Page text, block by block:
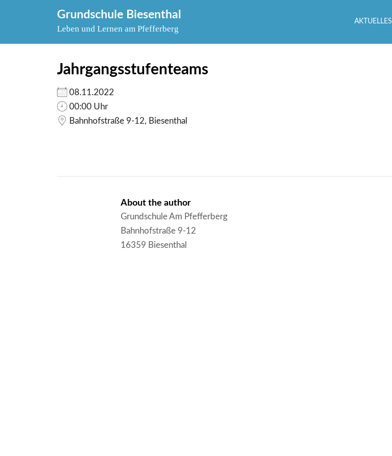
Grundschule Biesenthal
Leben und Lernen am Pfefferberg
AKTUELLES
Jahrgangsstufenteams
08.11.2022
00:00 Uhr
Bahnhofstraße 9-12, Biesenthal
About the author
Grundschule Am Pfefferberg
Bahnhofstraße 9-12
16359 Biesenthal